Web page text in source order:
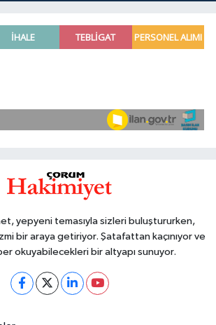
yepyeni temasıyla sizleri buluştururken,
bir araya getiriyor. Şatafattan kaçınıyor ve
okuyabilecekleri bir altyapı sunuyor.